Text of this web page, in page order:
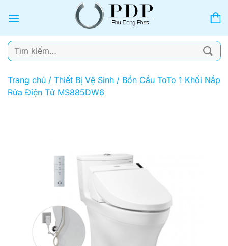
qua
dung
Tìm
kiếm:
Trang chủ / Thiết Bị Vệ Sinh / Bồn Cầu ToTo 1 Khối Nắp
Rửa Điện Tử MS885DW6